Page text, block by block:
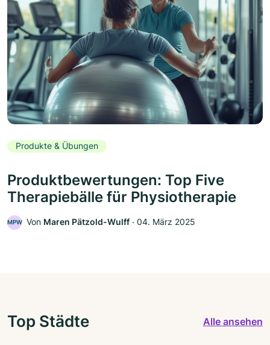
Produkte & Übungen
Produktbewertungen: Top Five
Therapiebälle für Physiotherapie
MPW Von Maren Pätzold-Wulff ‧ 04. März 2025
Top Städte Alle ansehen